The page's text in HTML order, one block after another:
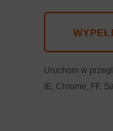
Uruchom w
IE, Chrome, FF,